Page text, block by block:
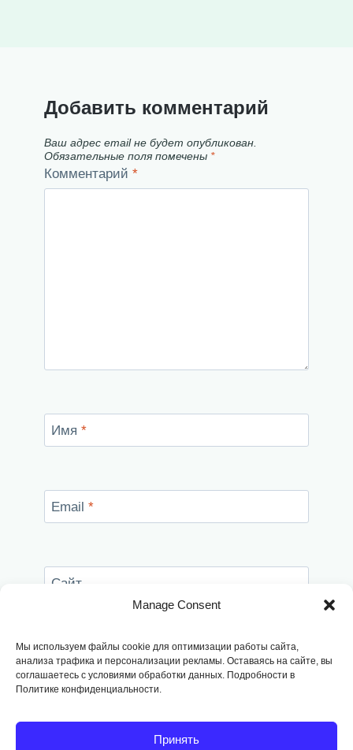
Manage Consent
Мы используем файлы cookie для оптимизации работы сайта,
анализа трафика и персонализации рекламы. Оставаясь на сайте, вы
соглашаетесь с условиями обработки данных. Подробности в
Политике конфиденциальности.
Принять
Добавить комментарий
Ваш адрес email не будет опубликован.
Обязательные поля помечены *
Комментарий *
Имя *
Email *
Сайт
этом браузере для последующих моих
комментариев.